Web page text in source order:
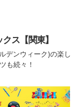
ス【関東】
デンウィーク)の楽し
も続々！